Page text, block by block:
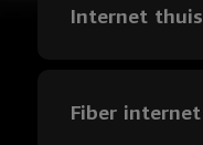
Internet thuis
Fiber internet